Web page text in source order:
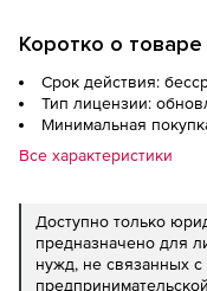
Коротко о товаре
Срок действия:
Тип лицензии:
Минимальная
Все характеристики
Доступно только
предназначено для
нужд, не связанных